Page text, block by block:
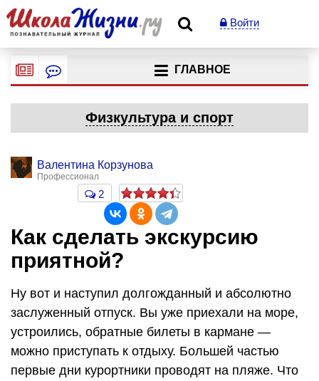
Войти
ГЛАВНОЕ
Физкультура и спорт
Валентина Корзунова
Профессионал
2
Как сделать экскурсию
приятной?
Ну вот и наступил долгожданный и абсолютно
заслуженный отпуск. Вы уже приехали на море,
устроились, обратные билеты в кармане —
можно приступать к отдыху. Большей частью
первые дни курортники проводят на пляже. Что